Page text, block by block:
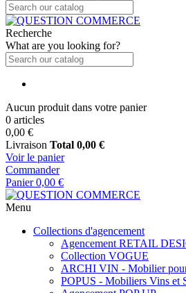
Recherche
What are you looking for?
Aucun produit dans votre panier
0 articles
0,00 €
Livraison Total 0,00 €
Voir le panier
Commander
Panier 0,00 €
Menu
Collections d'agencement
Agencement RETAIL
Collection VOGUE
ARCHI VIN - Mobilier
POPUS - Mobiliers Vins et